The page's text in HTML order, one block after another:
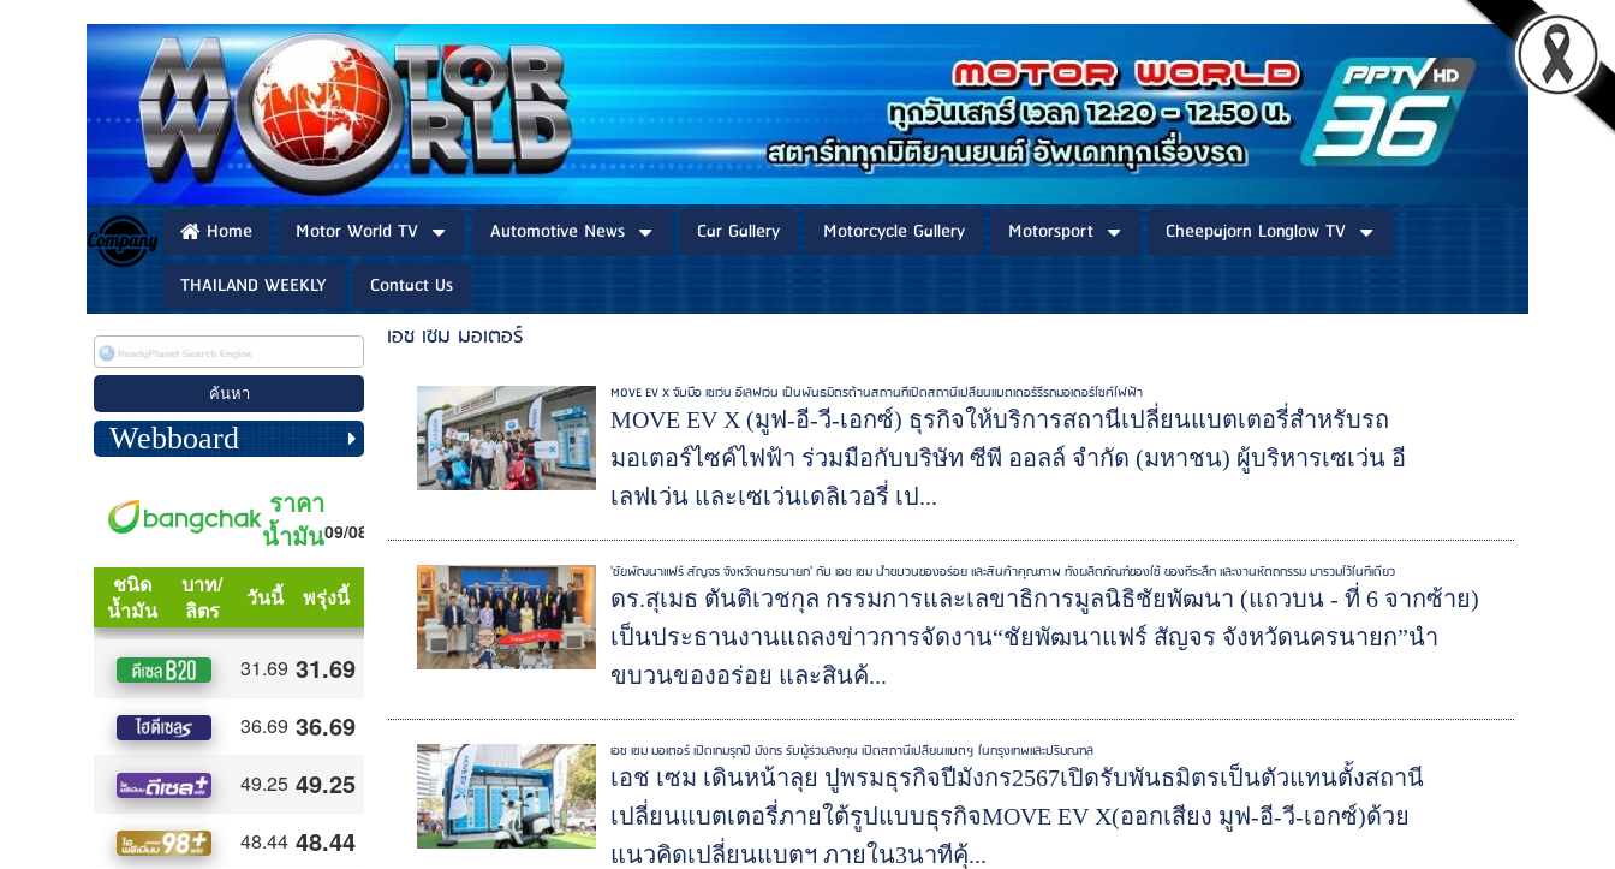
Home Motor World TV Automotive News Car Gallery Motorcycle Gallery Motorsport
Cheepajorn Longlow TV
THAILAND WEEKLY
Contact Us
Webboard
เอช เซม มอเตอร์
MOVE EV X จับมือ เซเว่น อีเลฟเว่น เป็นพันธมิตรด้านสถานที่เปิดสถานีเปลี่ยนแบตเตอร์รี่รถมอเตอร์ไซค์ไฟฟ้า
MOVE EV X (มูฟ-อี-วี-เอกซ์) ธุรกิจให้บริการสถานีเปลี่ยนแบตเตอรี่สำหรับรถ
มอเตอร์ไซค์ไฟฟ้า ร่วมมือกับบริษัท ซีพี ออลล์ จํากัด (มหาชน) ผู้บริหารเซเว่น อี
เลฟเว่น และเซเว่นเดลิเวอรี่ เป...
'ชัยพัฒนาแฟร์ สัญจร จังหวัดนครนายก' กับ เอช เซม นำขบวนของอร่อย และสินค้าคุณภาพ ทั้งผลิตภัณฑ์ของใช้ ของที่ระลึก และงานหัตถกรรม มารวมไว้ในที่เดียว
ดร.สุเมธ ตันติเวชกุล กรรมการและเลขาธิการมูลนิธิชัยพัฒนา (แถวบน - ที่ 6 จากซ้าย)
เป็นประธานงานแถลงข่าวการจัดงาน“ชัยพัฒนาแฟร์ สัญจร จังหวัดนครนายก”นำ
ขบวนของอร่อย และสินค้...
เอช เซม มอเตอร์ เปิดเกมรุกปี มังกร รับผู้ร่วมลงทุน เปิดสถานีเปลี่ยนแบตฯ ในกรุงเทพและปริมณฑล
เอช เซม เดินหน้าลุย ปูพรมธุรกิจปีมังกร2567เปิดรับพันธมิตรเป็นตัวแทนตั้งสถานี
เปลี่ยนแบตเตอรี่ภายใต้รูปแบบธุรกิจMOVE EV X(ออกเสียง มูฟ-อี-วี-เอกซ์)ด้วย
แนวคิดเปลี่ยนแบตฯ ภายใน3นาทีคุ้...